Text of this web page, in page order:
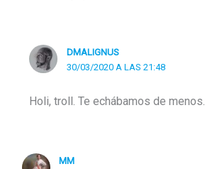
DMALIGNUS
30/03/2020 A LAS 21:48
Holi, troll. Te echábamos de menos.
MM